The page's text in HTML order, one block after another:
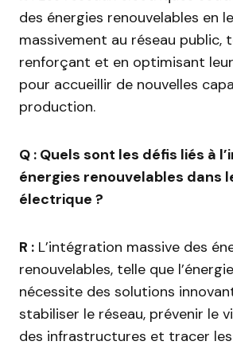
des énergies renouvelables en
massivement au réseau public,
renforçant et en optimisant
pour accueillir de nouvelles
production.
Q : Quels sont les défis liés à
énergies renouvelables dans
électrique ?
R : L’intégration massive des
renouvelables, telle que
nécessite des solutions
stabiliser le réseau, prévenir le
des infrastructures et tracer les